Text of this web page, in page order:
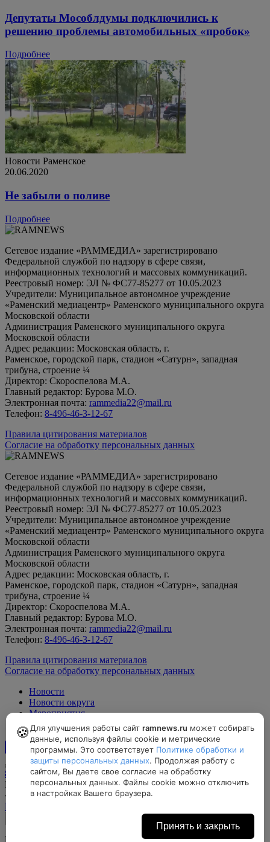
Депутаты Мособлдумы подключились к
решению проблемы автомобильных «пробок»
Подробнее
Новости Раменское
20.06.2020
Не забыли о поливе
Подробнее
Сетевое издание «РАММЕДИА» зарегистрировано
Федеральной службой по надзору в сфере связи,
информационных технологий и массовых коммуникаций.
Реестровый номер: ЭЛ № ФС77-85277 от 10.05.2023
Учредители: Муниципальное автономное учреждение
«Раменский медиацентр» Раменского муниципального округа
Московской области
Администрация Раменского муниципального округа
Московской области
Адрес редакции: Московская область, г.
Раменское, городской парк, стадион «Сатурн», западная
трибуна, строение ¼
Директор: Скороспелова М.А.
Главный редактор: Бурова М.О.
Электронная почта: rammedia22@mail.ru
Телефон: 8-496-46-3-12-67
Правила цитирования материалов
Согласие на обработку персональных данных
Сетевое издание «РАММЕДИА» зарегистрировано
Федеральной службой по надзору в сфере связи,
информационных технологий и массовых коммуникаций.
Реестровый номер: ЭЛ № ФС77-85277 от 10.05.2023
Учредители: Муниципальное автономное учреждение
«Раменский медиацентр» Раменского муниципального округа
Московской области
Администрация Раменского муниципального округа
Московской области
Адрес редакции: Московская область, г.
Раменское, городской парк, стадион «Сатурн», западная
трибуна, строение ¼
Директор: Скороспелова М.А.
Главный редактор: Бурова М.О.
Электронная почта: rammedia22@mail.ru
Телефон: 8-496-46-3-12-67
Правила цитирования материалов
Согласие на обработку персональных данных
Новости
Новости округа
Мероприятия
Официально
12+
8-496-46-3-12-67, rammedia22@mail.ru
Московская область, г. Раменское, городской парк, стадион
«Сатурн», западная трибуна, строение ¼
Найти на карте
Все права защищены © МАУ «Раменский медиацентр»
🍪 Для улучшения работы сайт ramnews.ru может собирать
данные, используя файлы cookie и метрические
программы. Это соответствует Политике обработки и
защиты персональных данных. Продолжая работу с
сайтом, Вы даете свое согласие на обработку
персональных данных. Файлы cookie можно отключить
в настройках Вашего браузера.
Принять и закрыть